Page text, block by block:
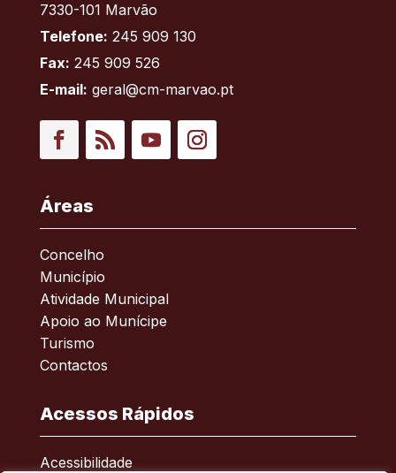
7330-101 Marvão
Telefone: 245 909 130
Fax: 245 909 526
E-mail: geral@cm-marvao.pt
Áreas
Concelho
Município
Atividade Municipal
Apoio ao Munícipe
Turismo
Contactos
Acessos Rápidos
Acessibilidade